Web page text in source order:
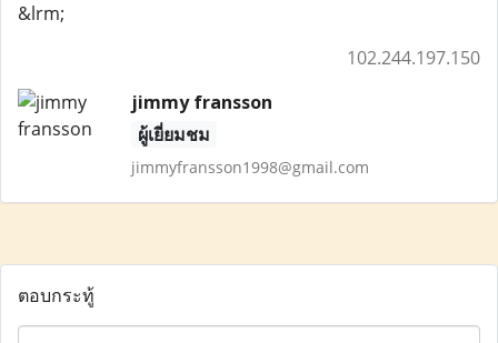
&lrm;
102.244.197.150
jimmy fransson
ผู้เยี่ยมชม
jimmyfransson1998@gmail.com
ตอบกระทู้